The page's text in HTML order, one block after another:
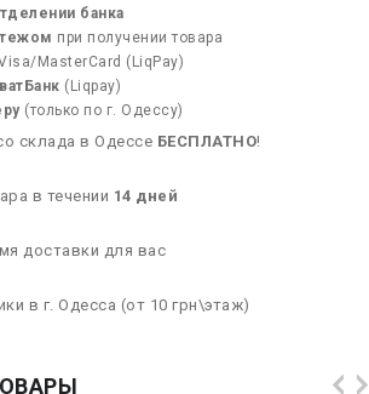
банка
при получении товара
MasterCard (LiqPay)
(Liqpay)
(только по г. Одессу)
склада в Одессе БЕСПЛАТНО!
в течении 14 дней
доставки для вас
в г. Одесса (от 10 грн\этаж)